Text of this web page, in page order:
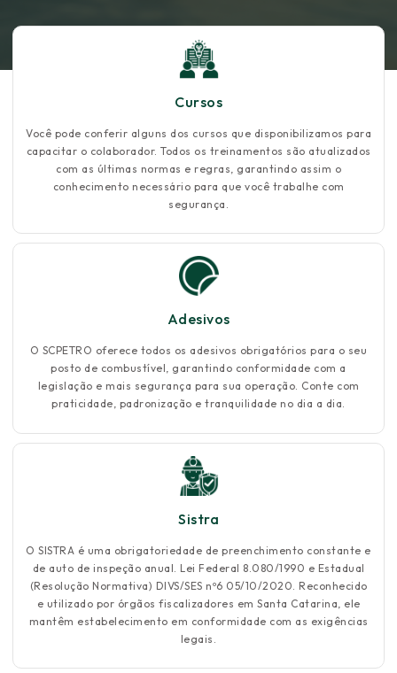
Cursos
Você pode conferir alguns dos cursos que disponibilizamos para
capacitar o colaborador. Todos os treinamentos são atualizados
com as últimas normas e regras, garantindo assim o
conhecimento necessário para que você trabalhe com
segurança.
Adesivos
O SCPETRO oferece todos os adesivos obrigatórios para o seu
posto de combustível, garantindo conformidade com a
legislação e mais segurança para sua operação. Conte com
praticidade, padronização e tranquilidade no dia a dia.
Sistra
O SISTRA é uma obrigatoriedade de preenchimento constante e
de auto de inspeção anual. Lei Federal 8.080/1990 e Estadual
(Resolução Normativa) DIVS/SES nº6 05/10/2020. Reconhecido
e utilizado por órgãos fiscalizadores em Santa Catarina, ele
mantêm estabelecimento em conformidade com as exigências
legais.